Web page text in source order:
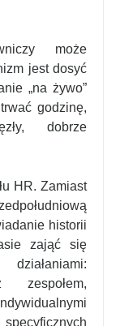
może
jest dosyć
„na żywo”
godzinę,
dobrze
HR. Zamiast
historii
zająć się